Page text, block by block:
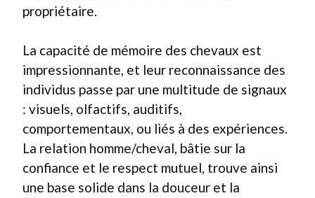
propriétaire.
La capacité de mémoire des chevaux est
impressionnante, et leur reconnaissance des
individus passe par une multitude de signaux
: visuels, olfactifs, auditifs,
comportementaux, ou liés à des expériences.
La relation homme/cheval, bâtie sur la
confiance et le respect mutuel, trouve ainsi
une base solide dans la douceur et la